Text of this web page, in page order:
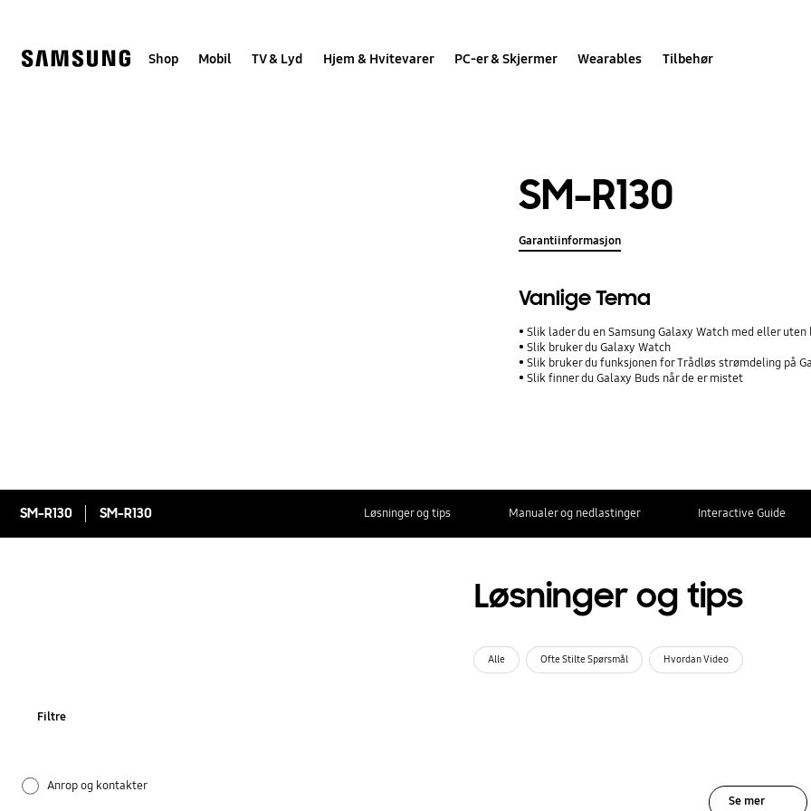
Shop Mobil TV & Lyd Hjem & Hvitevarer PC-er & Skjermer Wearables Tilbehør
SM-R130
Garantiinformasjon
Vanlige Tema
Slik lader du en Samsung Galaxy Watch med eller uten
Slik bruker du Galaxy Watch
Slik bruker du funksjonen for Trådløs strømdeling på
Slik finner du Galaxy Buds når de er mistet
SM-R130 SM-R130 Løsninger og tips Manualer og nedlastinger Interactive Guide
Løsninger og tips
Alle Ofte Stilte Spørsmål Hvordan Video
Filtre
Anrop og kontakter
Se mer